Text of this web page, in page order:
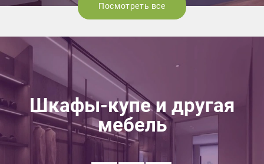
Посмотреть все
Шкафы-купе и другая
мебель